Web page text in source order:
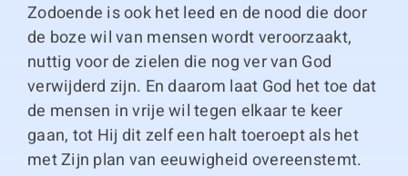
Zodoende is ook het leed en de nood die door
de boze wil van mensen wordt veroorzaakt,
nuttig voor de zielen die nog ver van God
verwijderd zijn. En daarom laat God het toe dat
de mensen in vrije wil tegen elkaar te keer
gaan, tot Hij dit zelf een halt toeroept als het
met Zijn plan van eeuwigheid overeenstemt.